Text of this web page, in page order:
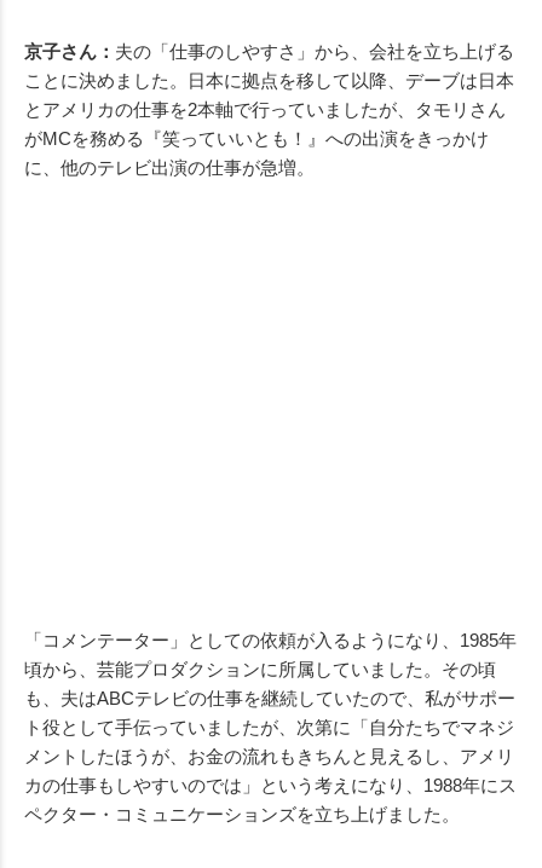
京子さん： 夫の「仕事のしやすさ」から、会社を立ち上げる
ことに決めました。日本に拠点を移して以降、デーブは日本
とアメリカの仕事を2本軸で行っていましたが、タモリさん
がMCを務める『笑っていいとも！』への出演をきっかけ
に、他のテレビ出演の仕事が急増。
「コメンテーター」としての依頼が入るようになり、1985年
頃から、芸能プロダクションに所属していました。その頃
も、夫はABCテレビの仕事を継続していたので、私がサポー
ト役として手伝っていましたが、次第に「自分たちでマネジ
メントしたほうが、お金の流れもきちんと見えるし、アメリ
カの仕事もしやすいのでは」という考えになり、1988年にス
ペクター・コミュニケーションズを立ち上げました。